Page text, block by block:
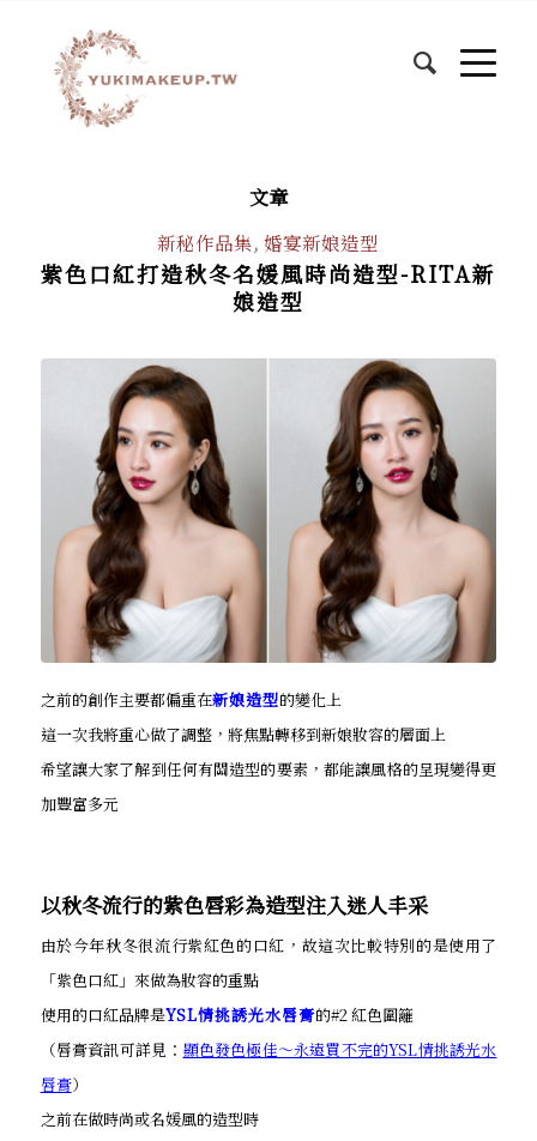
文章
新秘作品集,婚宴新娘造型
紫色口紅打造秋冬名媛風時尚造型-RITA新
娘造型
之前的創作主要都偏重在新娘造型的變化上
這一次我將重心做了調整，將焦點轉移到新娘妝容的層面上
希望讓大家了解到任何有關造型的要素，都能讓風格的呈現變得更
加豐富多元
以秋冬流行的紫色唇彩為造型注入迷人丰采
由於今年秋冬很流行紫紅色的口紅，故這次比較特別的是使用了
「紫色口紅」來做為妝容的重點
使用的口紅品牌是YSL情挑誘光水唇膏的#2 紅色圍籬
（唇膏資訊可詳見： 顯色發色極佳～永遠買不完的YSL情挑誘光水
唇膏）
之前在做時尚或名媛風的造型時